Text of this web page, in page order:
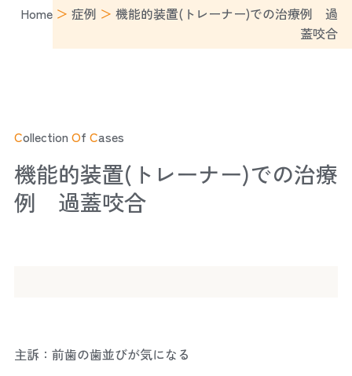
Home ＞症例 ＞機能的装置(トレーナー)での治療例 過
蓋咬合
Collection Of Cases
機能的装置(トレーナー)での治療
例 過蓋咬合
主訴：前歯の歯並びが気になる